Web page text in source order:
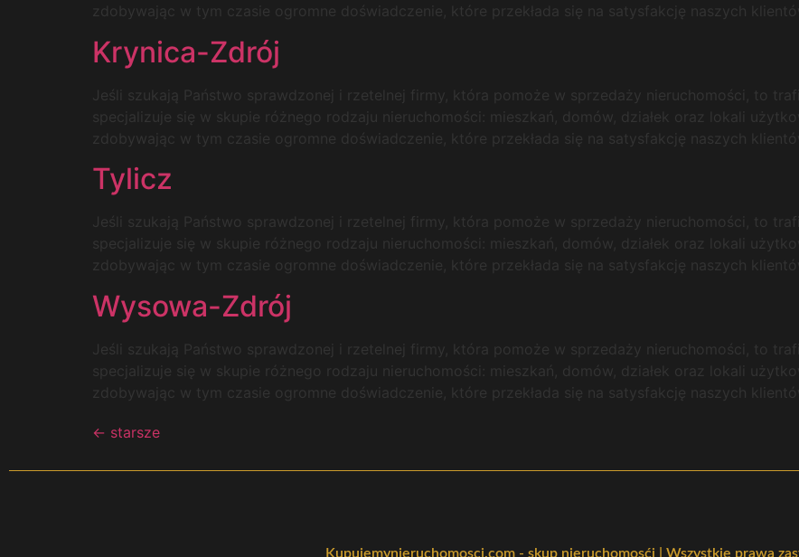
zdobywając w tym czasie ogromne doświadczenie, które przekłada się na satysfakcję naszych
Krynica-Zdrój
Jeśli szukają Państwo sprawdzonej i rzetelnej firmy, która pomoże w sprzedaży nieruchomości, to
specjalizuje się w skupie różnego rodzaju nieruchomości: mieszkań, domów, działek oraz lokali
zdobywając w tym czasie ogromne doświadczenie, które przekłada się na satysfakcję naszych
Tylicz
Jeśli szukają Państwo sprawdzonej i rzetelnej firmy, która pomoże w sprzedaży nieruchomości, to
specjalizuje się w skupie różnego rodzaju nieruchomości: mieszkań, domów, działek oraz lokali
zdobywając w tym czasie ogromne doświadczenie, które przekłada się na satysfakcję naszych
Wysowa-Zdrój
Jeśli szukają Państwo sprawdzonej i rzetelnej firmy, która pomoże w sprzedaży nieruchomości, to
specjalizuje się w skupie różnego rodzaju nieruchomości: mieszkań, domów, działek oraz lokali
zdobywając w tym czasie ogromne doświadczenie, które przekłada się na satysfakcję naszych
← starsze
Kupujemynieruchomosci.com - skup nieruchomosći | Wszystkie prawa